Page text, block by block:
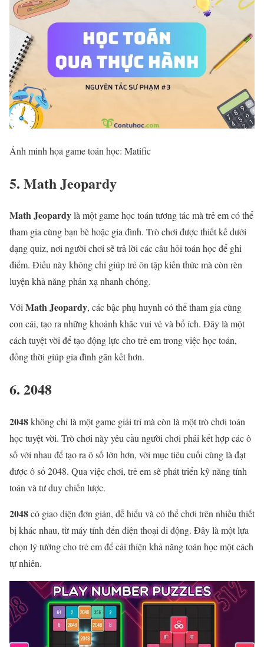
Ảnh minh họa game toán học: Matific
5. Math Jeopardy
Math Jeopardylà một game học toán tương tác mà trẻ em có thể
tham gia cùng bạn bè hoặc gia đình. Trò chơi được thiết kế dưới
dạng quiz, nơi người chơi sẽ trả lời các câu hỏi toán học để ghi
điểm. Điều này không chỉ giúp trẻ ôn tập kiến thức mà còn rèn
luyện khả năng phản xạ nhanh chóng.
VớiMath Jeopardy, các bậc phụ huynh có thể tham gia cùng
con cái, tạo ra những khoảnh khắc vui vẻ và bổ ích. Đây là một
cách tuyệt vời để tạo động lực cho trẻ em trong việc học toán,
đồng thời giúp gia đình gắn kết hơn.
6. 2048
2048không chỉ là một game giải trí mà còn là một trò chơi toán
học tuyệt vời. Trò chơi này yêu cầu người chơi phải kết hợp các ô
số với nhau để tạo ra ô số lớn hơn, với mục tiêu cuối cùng là đạt
được ô số 2048. Qua việc chơi, trẻ em sẽ phát triển kỹ năng tính
toán và tư duy chiến lược.
2048có giao diện đơn giản, dễ hiểu và có thể chơi trên nhiều thiết
bị khác nhau, từ máy tính đến điện thoại di động. Đây là một lựa
chọn lý tưởng cho trẻ em để cải thiện khả năng toán học một cách
tự nhiên.